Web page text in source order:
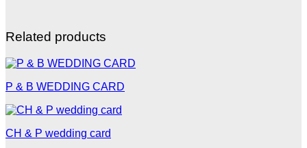
Related products
P & B WEDDING CARD
CH & P wedding card